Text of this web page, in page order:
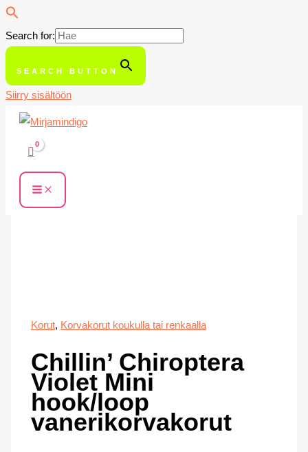
Search for:
SEARCH BUTTON
Siirry sisältöön
Korut, Korvakorut koukulla tai renkaalla
Chillin’ Chiroptera
Violet Mini
hook/loop
vanerikorvakorut